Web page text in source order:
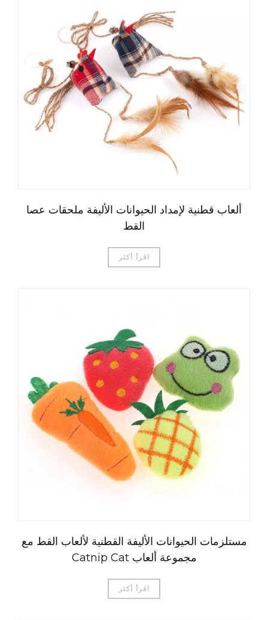
ألعاب قطنية لإمداد الحيوانات الأليفة ملحقات عصا
القط
اقرأ أكثر
مستلزمات الحيوانات الأليفة القطنية لألعاب القط مع
مجموعة ألعاب Catnip Cat
اقرأ أكثر